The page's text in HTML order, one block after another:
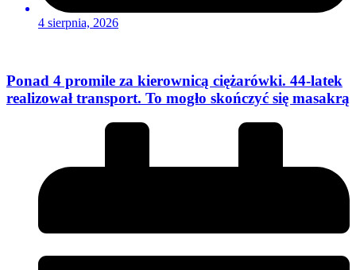
4 sierpnia, 2026
Ponad 4 promile za kierownicą ciężarówki. 44-latek
realizował transport. To mogło skończyć się masakrą